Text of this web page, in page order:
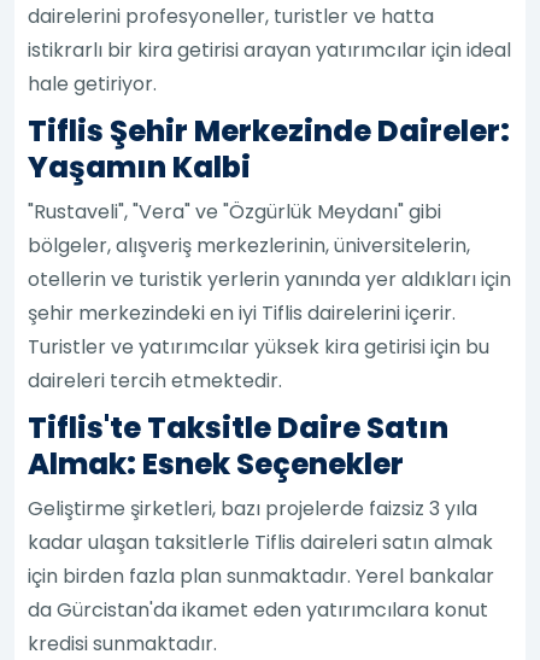
dairelerini profesyoneller, turistler ve hatta
istikrarlı bir kira getirisi arayan yatırımcılar için ideal
hale getiriyor.
Tiflis Şehir Merkezinde Daireler:
Yaşamın Kalbi
"Rustaveli", "Vera" ve "Özgürlük Meydanı" gibi
bölgeler, alışveriş merkezlerinin, üniversitelerin,
otellerin ve turistik yerlerin yanında yer aldıkları için
şehir merkezindeki en iyi Tiflis dairelerini içerir.
Turistler ve yatırımcılar yüksek kira getirisi için bu
daireleri tercih etmektedir.
Tiflis'te Taksitle Daire Satın
Almak: Esnek Seçenekler
Geliştirme şirketleri, bazı projelerde faizsiz 3 yıla
kadar ulaşan taksitlerle Tiflis daireleri satın almak
için birden fazla plan sunmaktadır. Yerel bankalar
da Gürcistan'da ikamet eden yatırımcılara konut
kredisi sunmaktadır.